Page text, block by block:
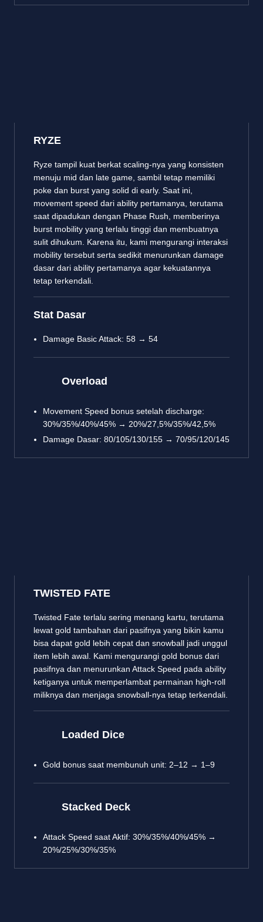
RYZE
Ryze tampil kuat berkat scaling-nya yang konsisten
menuju mid dan late game, sambil tetap memiliki
poke dan burst yang solid di early. Saat ini,
movement speed dari ability pertamanya, terutama
saat dipadukan dengan Phase Rush, memberinya
burst mobility yang terlalu tinggi dan membuatnya
sulit dihukum. Karena itu, kami mengurangi interaksi
mobility tersebut serta sedikit menurunkan damage
dasar dari ability pertamanya agar kekuatannya
tetap terkendali.
Stat Dasar
Damage Basic Attack: 58 → 54
Overload
Movement Speed bonus setelah discharge:
30%/35%/40%/45% → 20%/27,5%/35%/42,5%
Damage Dasar: 80/105/130/155 → 70/95/120/145
TWISTED FATE
Twisted Fate terlalu sering menang kartu, terutama
lewat gold tambahan dari pasifnya yang bikin kamu
bisa dapat gold lebih cepat dan snowball jadi unggul
item lebih awal. Kami mengurangi gold bonus dari
pasifnya dan menurunkan Attack Speed pada ability
ketiganya untuk memperlambat permainan high-roll
miliknya dan menjaga snowball-nya tetap terkendali.
Loaded Dice
Gold bonus saat membunuh unit: 2–12 → 1–9
Stacked Deck
Attack Speed saat Aktif: 30%/35%/40%/45% →
20%/25%/30%/35%